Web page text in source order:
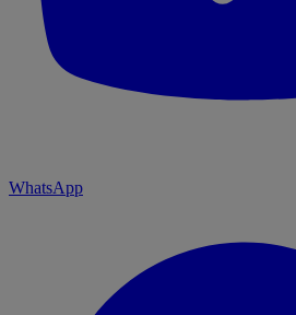
WhatsApp